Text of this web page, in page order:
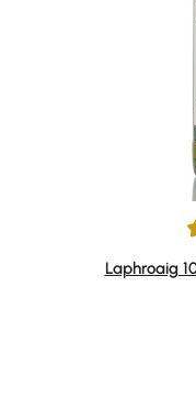
Average rating of 4.91
Laphroaig